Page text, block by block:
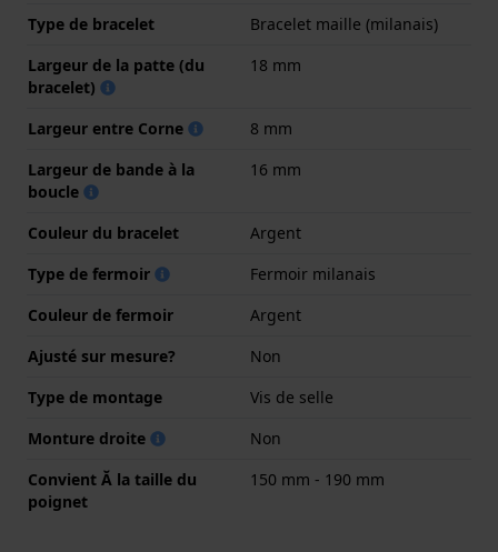
Type de bracelet
Bracelet maille (milanais)
Largeur de la patte (du
bracelet)
18 mm
Largeur entre Corne
8 mm
Largeur de bande à la
boucle
16 mm
Couleur du bracelet
Argent
Type de fermoir
Fermoir milanais
Couleur de fermoir
Argent
Ajusté sur mesure?
Non
Type de montage
Vis de selle
Monture droite
Non
Convient Ă la taille du
poignet
150 mm - 190 mm